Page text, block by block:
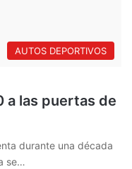
AUTOS DEPORTIVOS
a las puertas de
durante una década
se…